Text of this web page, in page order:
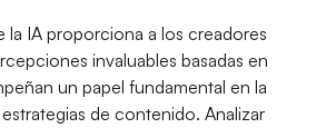
la IA proporciona a los creadores
invaluables basadas en
un papel fundamental en la
de contenido. Analizar